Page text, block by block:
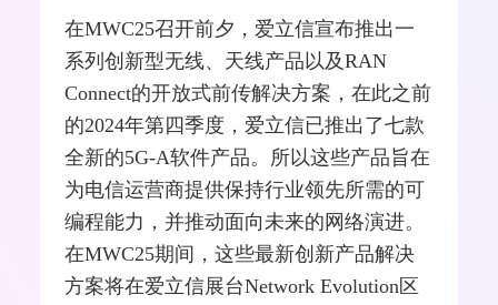
在MWC25召开前夕，爱立信宣布推出一
系列创新型无线、 天线产品以及RAN
Connect的开放式前传解决方案，在此之前
的2024年第四季度，爱立信已推出了七款
全新的5G-A软件产品。所以这些产品旨在
为电信运营商提供保持行业领先所需的可
编程能力，并推动面向未来的网络演进。
在MWC25期间，这些最新创新产品解决
方案将在爱立信展台Network Evolution区